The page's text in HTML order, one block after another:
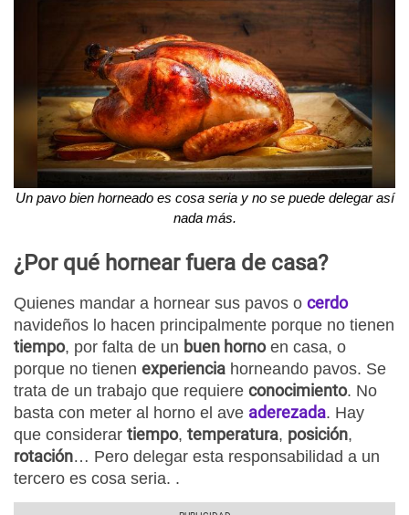
Un pavo bien horneado es cosa seria y no se puede delegar así
nada más.
¿Por qué hornear fuera de casa?
Quienes mandar a hornear sus pavos o cerdo
navideños lo hacen principalmente porque no tienen
tiempo, por falta de un buen hornoen casa, o
porque no tienen experiencia horneando pavos. Se
trata de un trabajo que requiere conocimiento. No
basta con meter al horno el ave aderezada. Hay
que considerar tiempo, temperatura, posición,
rotación… Pero delegar esta responsabilidad a un
tercero es cosa seria. .